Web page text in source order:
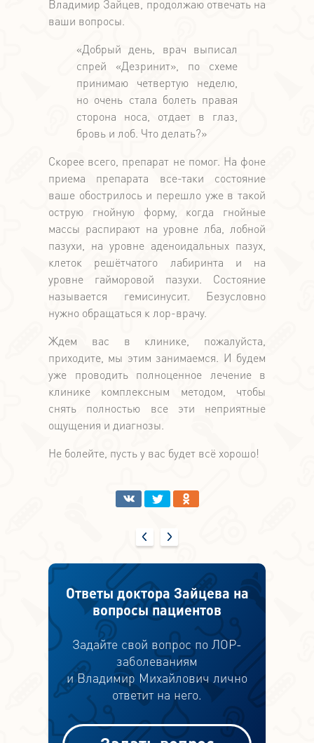
Владимир Зайцев, продолжаю отвечать на
ваши вопросы.
«Добрый день, врач выписал
спрей «Дезринит», по схеме
принимаю четвертую неделю,
но очень стала болеть правая
сторона носа, отдает в глаз,
бровь и лоб. Что делать?»
Скорее всего, препарат не помог. На фоне
приема препарата все-таки состояние
ваше обострилось и перешло уже в такой
острую гнойную форму, когда гнойные
массы распирают на уровне лба, лобной
пазухи, на уровне аденоидальных пазух,
клеток решётчатого лабиринта и на
уровне гайморовой пазухи. Состояние
называется гемисинусит. Безусловно
нужно обращаться к лор-врачу.
Ждем вас в клинике, пожалуйста,
приходите, мы этим занимаемся. И будем
уже проводить полноценное лечение в
клинике комплексным методом, чтобы
снять полностью все эти неприятные
ощущения и диагнозы.
Не болейте, пусть у вас будет всё хорошо!
Ответы доктора Зайцева на
вопросы пациентов
Задайте свой вопрос по ЛОР-
заболеваниям
и Владимир Михайлович лично
ответит на него.